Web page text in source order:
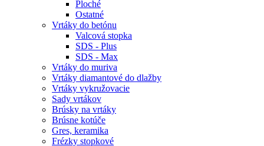
Ploché
Ostatné
Vrtáky do betónu
Valcová stopka
SDS - Plus
SDS - Max
Vrtáky do muriva
Vrtáky diamantové do dlažby
Vrtáky vykružovacie
Sady vrtákov
Brúsky na vrtáky
Brúsne kotúče
Gres, keramika
Frézky stopkové